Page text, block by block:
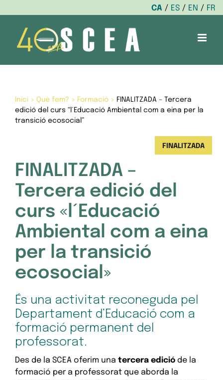
CA ES EN
FR
content
Inici> Què fem? > Formació> FINALITZADA – Tercera
edició del curs “l´Educació Ambiental com a eina per la
transició ecosocial”
FINALITZADA –
Tercera edició del
curs «l´Educació
Ambiental com a eina
per la transició
ecosocial»
És una activitat reconeguda pel
Departament d’Educació com a
formació permanent del
professorat.
Des de la SCEA oferim una tercera edicióde la
formació per a professorat que aborda la
FINALITZADA